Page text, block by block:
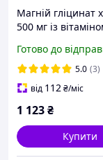
Магній гліцинат
500 мг із
Готово до
5.0 (3)
від 112₴/міс
1 123₴
Купити